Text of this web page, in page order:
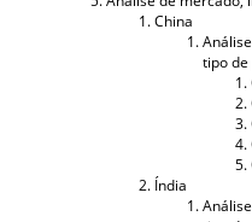
China
tipo
Índia